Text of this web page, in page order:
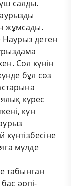
салды.
жұмсады.
деген
Сол күнін
бұл сөз
күрес
күн
мүлде
табынған
әрпі-